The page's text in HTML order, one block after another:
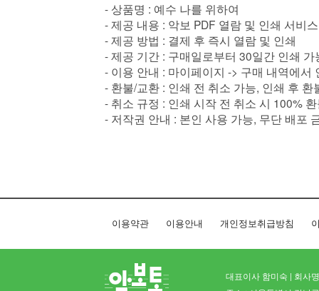
- 상품명 : 예수 나를 위하여
- 제공 내용 : 악보 PDF 열람 및 인쇄 서비스
- 제공 방법 : 결제 후 즉시 열람 및 인쇄
- 제공 기간 : 구매일로부터 30일간 인쇄
- 이용 안내 : 마이페이지 -> 구매 내역에서
- 환불/교환 : 인쇄 전 취소 가능, 인쇄 후 환
- 취소 규정 : 인쇄 시작 전 취소 시 100%
- 저작권 안내 : 본인 사용 가능, 무단 배포
이용약관 이용안내 개인정보취급방침
대표이사 함미숙 | 회사